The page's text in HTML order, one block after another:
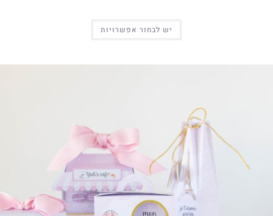
יש לבחור אפשרויות